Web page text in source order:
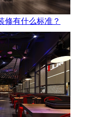
修有什么标准？